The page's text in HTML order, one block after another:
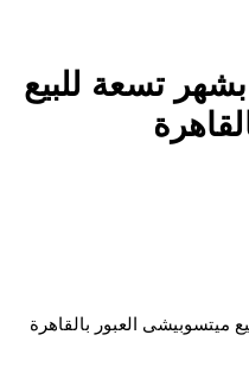
تسعة للبيع